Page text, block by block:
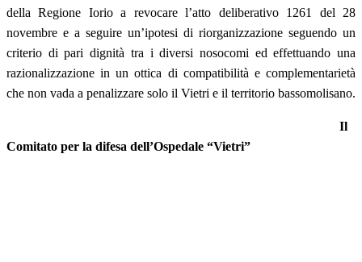
della Regione Iorio a revocare l’atto deliberativo 1261 del 28
novembre e a seguire un’ipotesi di riorganizzazione seguendo un
criterio di pari dignità tra i diversi nosocomi ed effettuando una
razionalizzazione in un ottica di compatibilità e complementarietà
che non vada a penalizzare solo il Vietri e il territorio bassomolisano.
Il
Comitato per la difesa dell’Ospedale “Vietri”